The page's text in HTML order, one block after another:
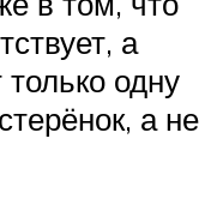
а
одну
а не